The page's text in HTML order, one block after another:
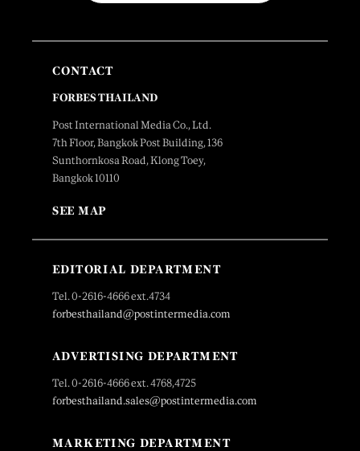
CONTACT
FORBES THAILAND
Post International Media Co., Ltd.
7th Floor, Bangkok Post Building, 136
Sunthornkosa Road, Klong Toey,
Bangkok 10110
SEE MAP
EDITORIAL DEPARTMENT
Tel. 0-2616-4666 ext.4734
forbesthailand@postintermedia.com
ADVERTISING DEPARTMENT
Tel. 0-2616-4666 ext. 4768,4725
forbesthailand.sales@postintermedia.com
MARKETING DEPARTMENT